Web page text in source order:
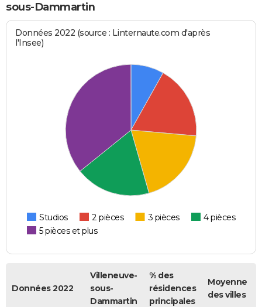
sous-Dammartin
Données 2022 (source : Linternaute.com d'après
l'Insee)
Studios 2 pièces 3 pièces
4 pièces
5 pièces et plus
Données 2022
Villeneuve-
sous-
Dammartin
% des
résidences
principales
Moyenne
des villes